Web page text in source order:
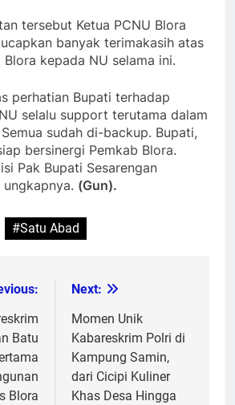
tersebut Ketua PCNU Blora
banyak terimakasih atas
kepada NU selama ini.
perhatian Bupati terhadap
selalu support terutama dalam
sudah di-backup. Bupati,
bersinergi Pemkab Blora.
Pak Bupati Sesarengan
ungkapnya. (Gun).
#Satu Abad
Batu
Blora
Next:
Momen Unik
Kabareskrim Polri di
Kampung Samin,
dari Cicipi Kuliner
Khas Desa Hingga